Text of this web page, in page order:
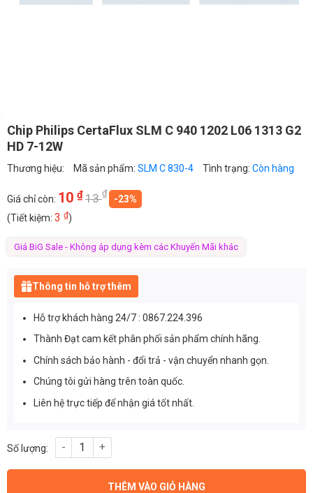
Chip Philips CertaFlux SLM C 940 1202 L06 1313 G2
HD 7-12W
Thương hiệu: Mã sản phẩm: SLM C 830-4 Tình trạng: Còn hàng
Giá chỉ còn: 10 ₫13₫
-23%
(Tiết kiệm: 3 ₫)
Giá BiG Sale - Không áp dụng kèm các Khuyến Mãi khác
Thông tin hỗ trợ thêm
Hỗ trợ khách hàng 24/7 : 0867.224.396
Thành Đạt cam kết phân phối sản phẩm chính hãng.
Chính sách bảo hành - đổi trả - vận chuyển nhanh gọn.
Chúng tôi gửi hàng trên toàn quốc.
Liên hệ trực tiếp để nhận giá tốt nhất.
Chip Philips CertaFlux SLM C 940 1202 L06 1313 G2 HD 7-12W
THÊM VÀO GIỎ HÀNG